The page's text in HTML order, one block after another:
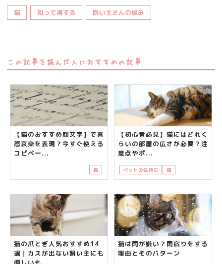
猫 知って得する 飼い主さんの悩み
この記事を読んだ人におすすめの記事
【猫のおすすめ顔文字】で喜
怒哀楽を表現？今すぐ使える
コピペ一...
猫
【初心者必見】猫にはどれく
らいの部屋の広さが必要？注
意点やポ...
ペットの気持ち 猫
猫の爪とぎ人気おすすめ14
選｜カスが出ない飼い主にも
猫は雨が嫌い？雨宿りをする
理由とそのパターン